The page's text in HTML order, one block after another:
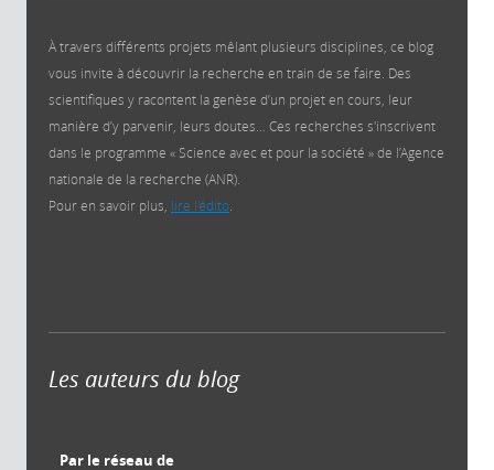
À travers différents projets mêlant plusieurs disciplines, ce blog
vous invite à découvrir la recherche en train de se faire. Des
scientifiques y racontent la genèse d’un projet en cours, leur
manière d’y parvenir, leurs doutes… Ces recherches s'inscrivent
dans le programme « Science avec et pour la société » de l’Agence
nationale de la recherche (ANR).
Pour en savoir plus, lire l'édito
Les auteurs du blog
Par le réseau de